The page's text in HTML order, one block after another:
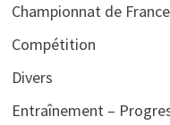
Championnat de France
Compétition
Divers
Entraînement –